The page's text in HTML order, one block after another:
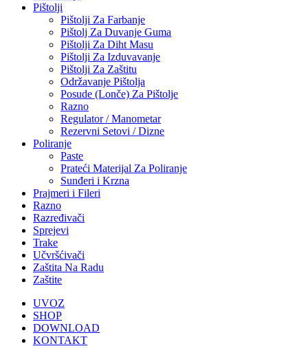
Pištolji
Pištolji Za Farbanje
Pištolj Za Duvanje Guma
Pištolji Za Diht Masu
Pištolji Za Izduvavanje
Pištolji Za Zaštitu
Održavanje Pištolja
Posude (Lonče) Za Pištolje
Razno
Regulator / Manometar
Rezervni Setovi / Dizne
Poliranje
Paste
Prateći Materijal Za Poliranje
Sunđeri i Krzna
Prajmeri i Fileri
Razno
Razređivači
Sprejevi
Trake
Učvršćivači
Zaštita Na Radu
Zaštite
UVOZ
SHOP
DOWNLOAD
KONTAKT